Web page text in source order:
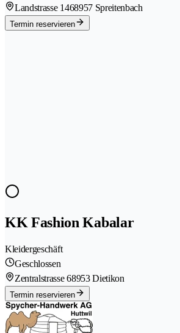
Landstrasse 1468957 Spreitenbach
Termin reservieren
KK Fashion Kabalar
Kleidergeschäft
Geschlossen
Zentralstrasse 68953 Dietikon
Termin reservieren